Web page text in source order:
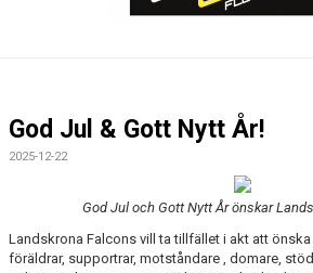
MEDLEMSKAP
KONTAKTA KLUBBEN
FALCONS KLUBBSHOP
God Jul & Gott Nytt År!
2025-12-22
God Jul och Gott Nytt År önskar
Landskrona Falcons vill ta tillfället i akt att önska
föräldrar, supportrar, motståndare , domare,